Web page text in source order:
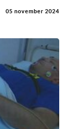
05 november 2024